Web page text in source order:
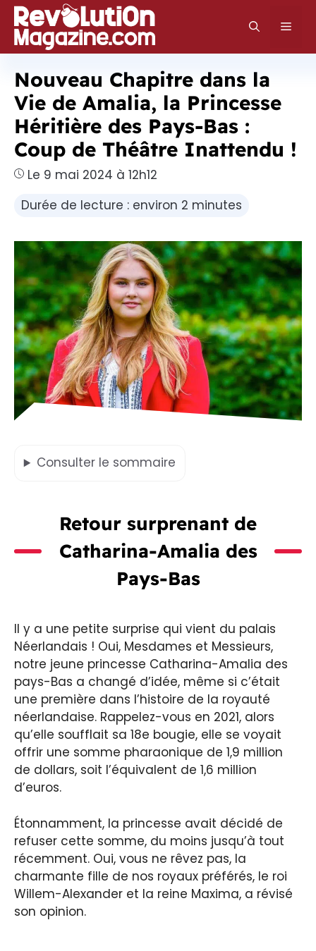
Aller
au
contenu
Nouveau Chapitre dans la
Vie de Amalia, la Princesse
Héritière des Pays-Bas :
Coup de Théâtre Inattendu !
Le 9 mai 2024 à 12h12
Durée de lecture : environ 2 minutes
Consulter le sommaire
Retour surprenant de
Catharina-Amalia des
Pays-Bas
Il y a une petite surprise qui vient du palais
Néerlandais ! Oui, Mesdames et Messieurs,
notre jeune princesse Catharina-Amalia des
pays-Bas a changé d’idée, même si c’était
une première dans l’histoire de la royauté
néerlandaise. Rappelez-vous en 2021, alors
qu’elle soufflait sa 18e bougie, elle se voyait
offrir une somme pharaonique de 1,9 million
de dollars, soit l’équivalent de 1,6 million
d’euros.
Étonnamment, la princesse avait décidé de
refuser cette somme, du moins jusqu’à tout
récemment. Oui, vous ne rêvez pas, la
charmante fille de nos royaux préférés, le roi
Willem-Alexander et la reine Maxima, a révisé
son opinion.